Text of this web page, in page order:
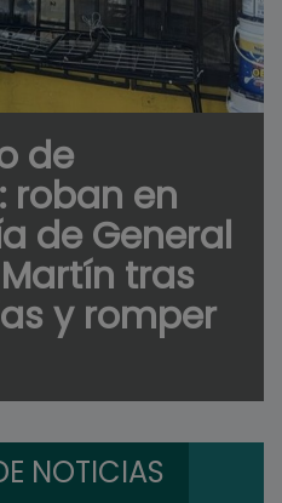
de
roban en
de General
tras
y romper
NOTICIAS